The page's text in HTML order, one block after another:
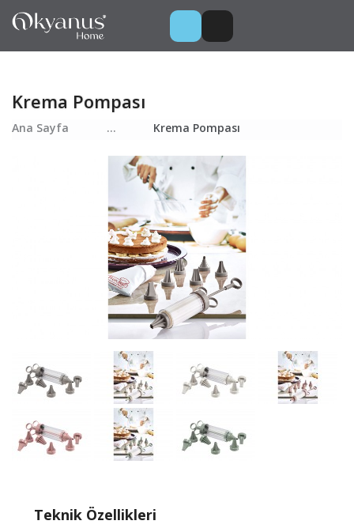
Krema Pompası
Ana Sayfa ... Krema Pompası
Teknik Özellikleri